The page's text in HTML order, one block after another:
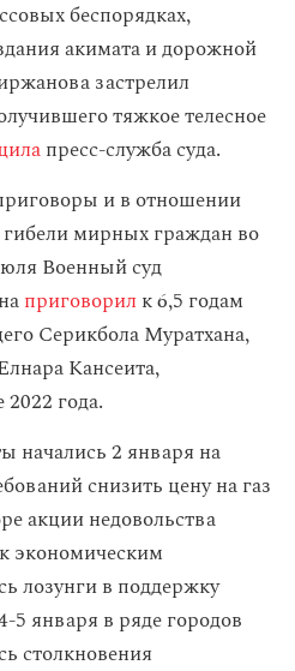
беспорядках,
акимата и дорожной
застрелил
тяжкое телесное
пресс-служба суда.
и в отношении
мирных граждан во
Военный суд
приговорил к 6,5 годам
Серикбола Муратхана,
Кансеита,
2022 года.
начались 2 января на
снизить цену на газ
акции недовольства
экономическим
лозунги в поддержку
5 января в ряде городов
столкновения